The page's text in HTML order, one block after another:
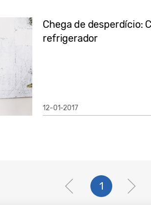
Chega de desperdício:
refrigerador
12-01-2017
1